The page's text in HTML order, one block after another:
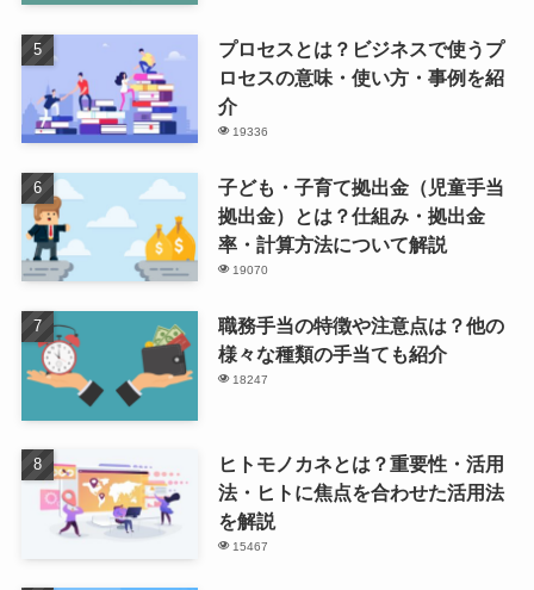
プロセスとは？ビジネスで使うプ
ロセスの意味・使い方・事例を紹
介
19336
子ども・子育て拠出金（児童手当
拠出金）とは？仕組み・拠出金
率・計算方法について解説
19070
職務手当の特徴や注意点は？他の
様々な種類の手当ても紹介
18247
ヒトモノカネとは？重要性・活用
法・ヒトに焦点を合わせた活用法
を解説
15467